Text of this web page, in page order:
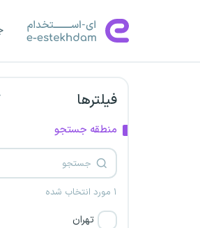
فیلترها
منطقه جستجو
۱ مورد انتخاب شده
تهران